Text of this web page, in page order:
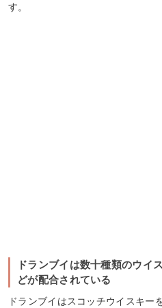
す。
ドランブイは数十種類のウイ
どが配合されている
ドランブイはスコッチウイスキー